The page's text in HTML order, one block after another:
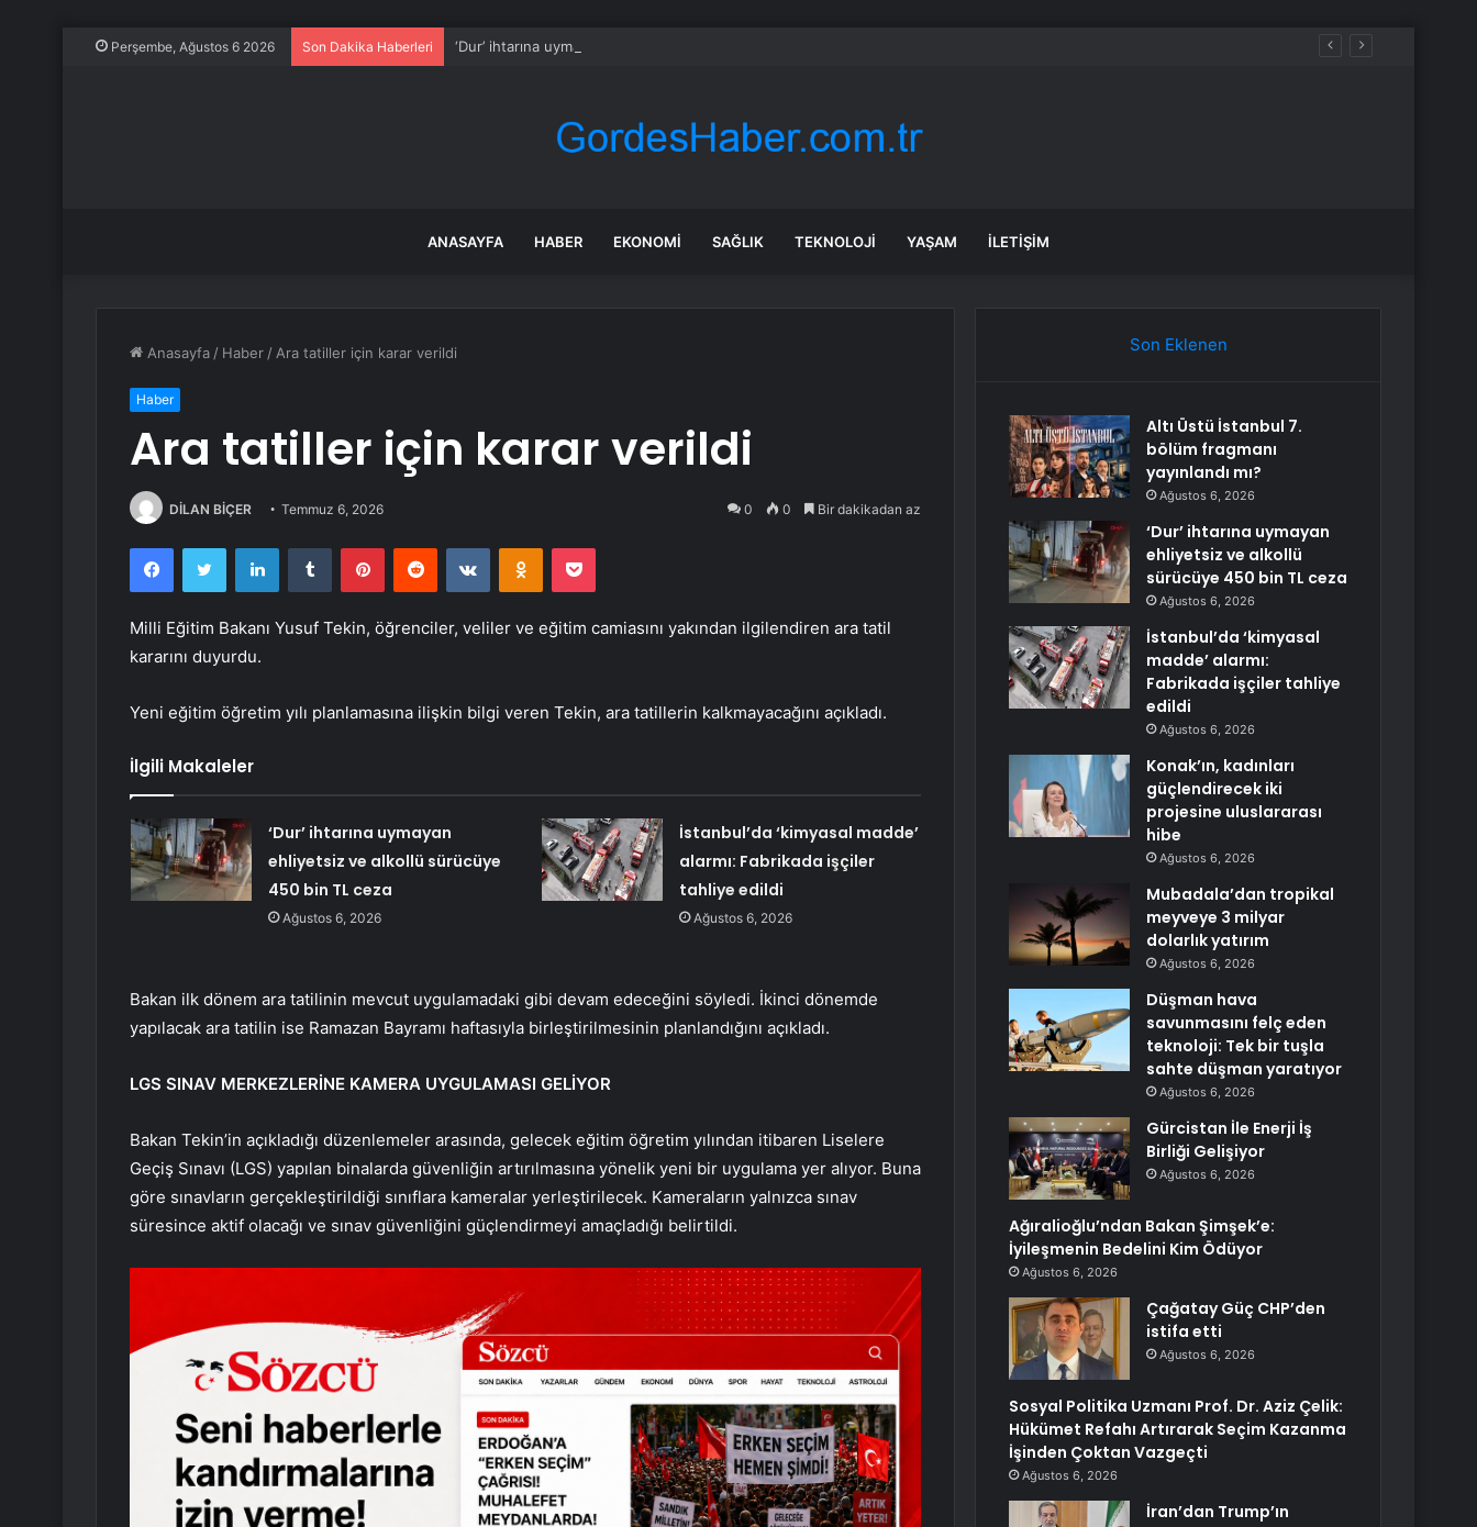
Perşembe, Ağustos 6 2026 Son Dakika Haberleri ‘Dur’ ihtarına uymayan ehliyetsiz ve alkollü sürücüye 450 bin TL ceza
ANASAYFA HABER EKONOMI SAĞLIK TEKNOLOJI YAŞAM İLETIŞIM
Anasayfa / Haber / Ara tatiller için karar verildi
Haber
Ara tatiller için karar verildi
DİLAN BİÇER Temmuz 6, 2026 0 0 Bir dakikadan az
FacebookTwitter LinkedInTumblr PinterestReddit VKontakteOdnoklassniki
Pocket
Milli Eğitim Bakanı Yusuf Tekin, öğrenciler, veliler ve eğitim camiasını yakından ilgilendiren ara tatil
kararını duyurdu.
Yeni eğitim öğretim yılı planlamasına ilişkin bilgi veren Tekin, ara tatillerin kalkmayacağını açıkladı.
İlgili Makaleler
‘Dur’ ihtarına uymayan
ehliyetsiz ve alkollü sürücüye
450 bin TL ceza
Ağustos 6, 2026
İstanbul’da ‘kimyasal madde’
alarmı: Fabrikada işçiler
tahliye edildi
Ağustos 6, 2026
Bakan ilk dönem ara tatilinin mevcut uygulamadaki gibi devam edeceğini söyledi. İkinci dönemde
yapılacak ara tatilin ise Ramazan Bayramı haftasıyla birleştirilmesinin planlandığını açıkladı.
LGS SINAV MERKEZLERİNE KAMERA UYGULAMASI GELİYOR
Bakan Tekin’in açıkladığı düzenlemeler arasında, gelecek eğitim öğretim yılından itibaren Liselere
Geçiş Sınavı (LGS) yapılan binalarda güvenliğin artırılmasına yönelik yeni bir uygulama yer alıyor. Buna
göre sınavların gerçekleştirildiği sınıflara kameralar yerleştirilecek. Kameraların yalnızca sınav
süresince aktif olacağı ve sınav güvenliğini güçlendirmeyi amaçladığı belirtildi.
Son Eklenen
Altı Üstü İstanbul 7.
bölüm fragmanı
yayınlandı mı?
Ağustos 6, 2026
‘Dur’ ihtarına uymayan
ehliyetsiz ve alkollü
sürücüye 450 bin TL ceza
Ağustos 6, 2026
İstanbul’da ‘kimyasal
madde’ alarmı:
Fabrikada işçiler tahliye
edildi
Ağustos 6, 2026
Konak’ın, kadınları
güçlendirecek iki
projesine uluslararası
hibe
Ağustos 6, 2026
Mubadala’dan tropikal
meyveye 3 milyar
dolarlık yatırım
Ağustos 6, 2026
Düşman hava
savunmasını felç eden
teknoloji: Tek bir tuşla
sahte düşman yaratıyor
Ağustos 6, 2026
Gürcistan İle Enerji İş
Birliği Gelişiyor
Ağustos 6, 2026
Ağıralioğlu’ndan Bakan Şimşek’e:
İyileşmenin Bedelini Kim Ödüyor
Ağustos 6, 2026
Çağatay Güç CHP’den
istifa etti
Ağustos 6, 2026
Sosyal Politika Uzmanı Prof. Dr. Aziz Çelik:
Hükümet Refahı Artırarak Seçim Kazanma
İşinden Çoktan Vazgeçti
Ağustos 6, 2026
İran’dan Trump’ın